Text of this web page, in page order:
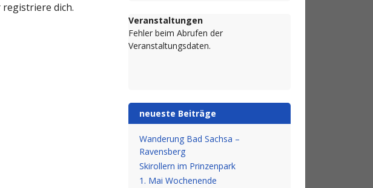
dich.
Veranstaltungen
Fehler beim Abrufen der
Veranstaltungsdaten.
neueste Beiträge
Wanderung Bad Sachsa –
Ravensberg
Skirollern im Prinzenpark
1. Mai Wochenende